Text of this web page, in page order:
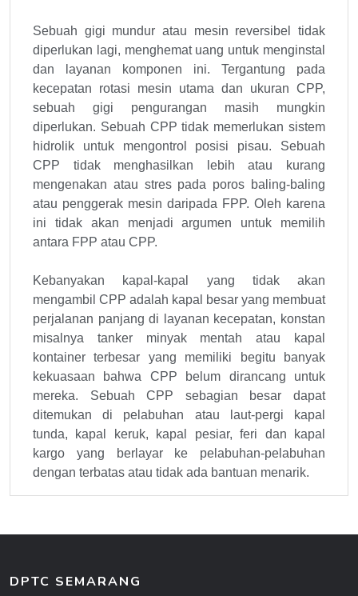
Sebuah gigi mundur atau mesin reversibel tidak
diperlukan lagi, menghemat uang untuk menginstal
dan layanan komponen ini. Tergantung pada
kecepatan rotasi mesin utama dan ukuran CPP,
sebuah gigi pengurangan masih mungkin
diperlukan. Sebuah CPP tidak memerlukan sistem
hidrolik untuk mengontrol posisi pisau. Sebuah
CPP tidak menghasilkan lebih atau kurang
mengenakan atau stres pada poros baling-baling
atau penggerak mesin daripada FPP. Oleh karena
ini tidak akan menjadi argumen untuk memilih
antara FPP atau CPP.
Kebanyakan kapal-kapal yang tidak akan
mengambil CPP adalah kapal besar yang membuat
perjalanan panjang di layanan kecepatan, konstan
misalnya tanker minyak mentah atau kapal
kontainer terbesar yang memiliki begitu banyak
kekuasaan bahwa CPP belum dirancang untuk
mereka. Sebuah CPP sebagian besar dapat
ditemukan di pelabuhan atau laut-pergi kapal
tunda, kapal keruk, kapal pesiar, feri dan kapal
kargo yang berlayar ke pelabuhan-pelabuhan
dengan terbatas atau tidak ada bantuan menarik.
DPTC SEMARANG